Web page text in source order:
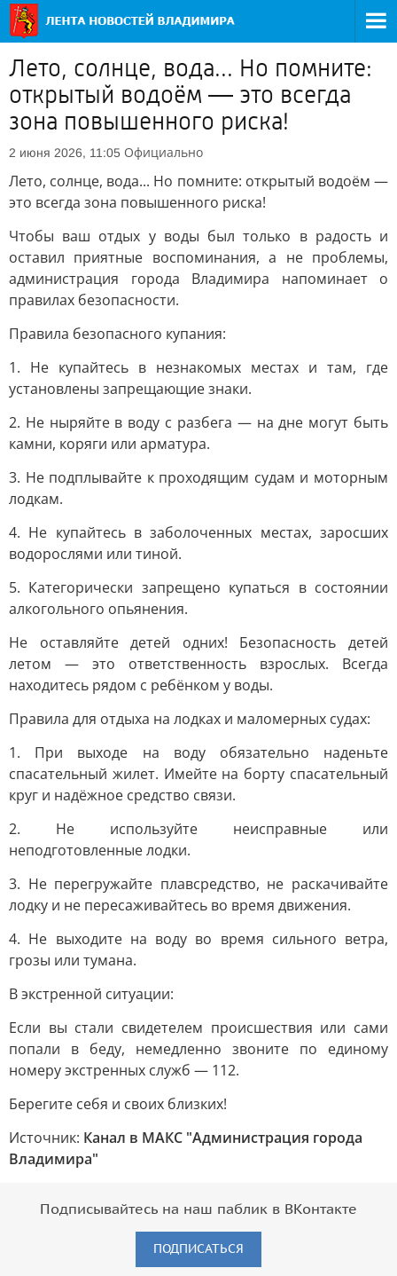
Лето, солнце, вода... Но помните:
открытый водоём — это всегда
зона повышенного риска!
2 июня 2026, 11:05 Официально
Лето, солнце, вода... Но помните: открытый водоём —
это всегда зона повышенного риска!
Чтобы ваш отдых у воды был только в радость и
оставил приятные воспоминания, а не проблемы,
администрация города Владимира напоминает о
правилах безопасности.
Правила безопасного купания:
1. Не купайтесь в незнакомых местах и там, где
установлены запрещающие знаки.
2. Не ныряйте в воду с разбега — на дне могут быть
камни, коряги или арматура.
3. Не подплывайте к проходящим судам и моторным
лодкам.
4. Не купайтесь в заболоченных местах, заросших
водорослями или тиной.
5. Категорически запрещено купаться в состоянии
алкогольного опьянения.
Не оставляйте детей одних! Безопасность детей
летом — это ответственность взрослых. Всегда
находитесь рядом с ребёнком у воды.
Правила для отдыха на лодках и маломерных судах:
1. При выходе на воду обязательно наденьте
спасательный жилет. Имейте на борту спасательный
круг и надёжное средство связи.
2. Не используйте неисправные или
неподготовленные лодки.
3. Не перегружайте плавсредство, не раскачивайте
лодку и не пересаживайтесь во время движения.
4. Не выходите на воду во время сильного ветра,
грозы или тумана.
В экстренной ситуации:
Если вы стали свидетелем происшествия или сами
попали в беду, немедленно звоните по единому
номеру экстренных служб — 112.
Берегите себя и своих близких!
Источник: Канал в МАКС "Администрация города
Владимира"
Подписывайтесь на наш паблик в ВКонтакте
ПОДПИСАТЬСЯ